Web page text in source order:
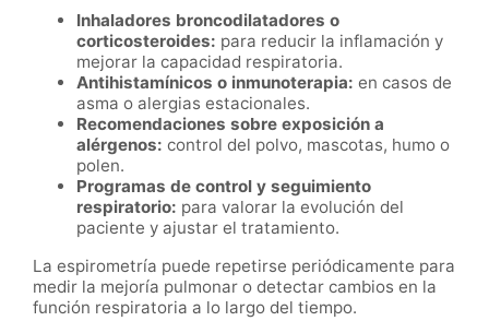
Inhaladores broncodilatadores o
corticosteroides: para reducir la inflamación y
mejorar la capacidad respiratoria.
Antihistamínicos o inmunoterapia: en casos de
asma o alergias estacionales.
Recomendaciones sobre exposición a
alérgenos: control del polvo, mascotas, humo o
polen.
Programas de control y seguimiento
respiratorio: para valorar la evolución del
paciente y ajustar el tratamiento.
La espirometría puede repetirse periódicamente para
medir la mejoría pulmonar o detectar cambios en la
función respiratoria a lo largo del tiempo.